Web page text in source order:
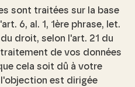
sont traitées sur la base
6, al. 1, 1ère phrase, let.
droit, selon l'art. 21 du
de vos données
cela soit dû à votre
est dirigée